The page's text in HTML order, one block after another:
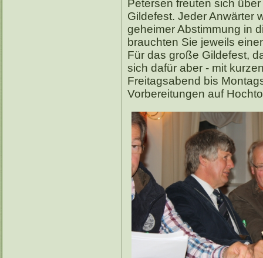
Petersen freuten sich
Gildefest. Jeder Anwärter
geheimer Abstimmung in
brauchten Sie jeweils
Für das große Gildefest,
sich dafür aber - mit
Freitagsabend bis
Vorbereitungen auf